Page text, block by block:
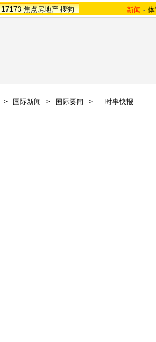
17173 焦点房地产 搜狗 新闻 -
> 国际新闻 > 国际要闻 > 时事快报